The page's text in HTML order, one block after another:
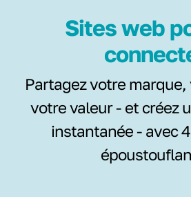
Sites web
Partagez votre
votre valeur - et créez
instantanée - avec